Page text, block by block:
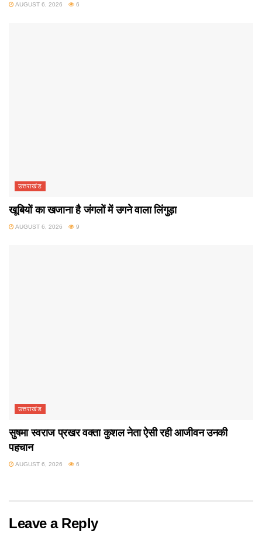
AUGUST 6, 2026 6
उत्तराखंड
खूबियों का खजाना है जंगलों में उगने वाला लिंगुड़ा
AUGUST 6, 2026 9
उत्तराखंड
सुषमा स्वराज प्रखर वक्ता कुशल नेता ऐसी रही आजीवन उनकी
पहचान
AUGUST 6, 2026 6
Leave a Reply